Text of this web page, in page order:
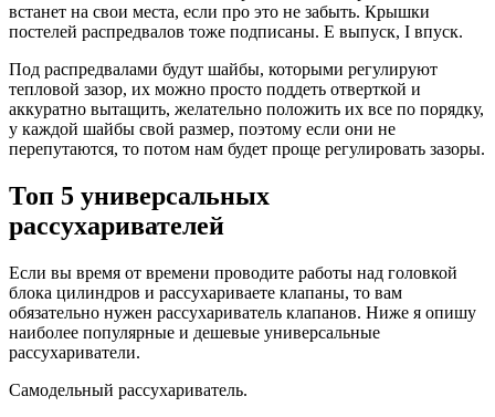
встанет на свои места, если про это не забыть. Крышки
постелей распредвалов тоже подписаны. E выпуск, I впуск.
Под распредвалами будут шайбы, которыми регулируют
тепловой зазор, их можно просто поддеть отверткой и
аккуратно вытащить, желательно положить их все по порядку,
у каждой шайбы свой размер, поэтому если они не
перепутаются, то потом нам будет проще регулировать зазоры.
Топ 5 универсальных
рассухаривателей
Если вы время от времени проводите работы над головкой
блока цилиндров и рассухариваете клапаны, то вам
обязательно нужен рассухариватель клапанов. Ниже я опишу
наиболее популярные и дешевые универсальные
рассухариватели.
Самодельный рассухариватель.